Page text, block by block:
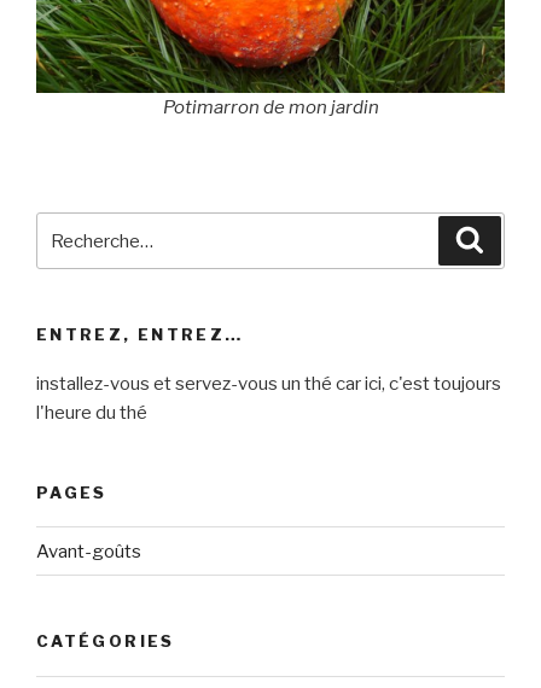
Potimarron de mon jardin
pour
ENTREZ, ENTREZ…
installez-vous et servez-vous un thé car ici, c'est toujours
l'heure du thé
PAGES
Avant-goûts
CATÉGORIES